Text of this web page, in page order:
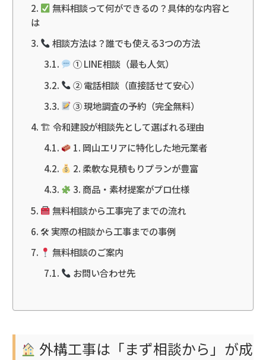
無料相談って何ができるの？具体的な内容と
は
相談方法は？誰でも使える3つの方法
① LINE相談（最も人気）
② 電話相談（直接話せて安心）
③ 現地調査の予約（完全無料）
🏗 令和建設が相談先として選ばれる理由
1. 岡山エリアに特化した地元業者
2. 柔軟な見積もりプランが豊富
3. 商品・素材提案がプロ仕様
無料相談から工事完了までの流れ
🛠 実際の相談から工事までの事例
無料相談のご案内
お問い合わせ先
外構工事は「まず相談から」が成